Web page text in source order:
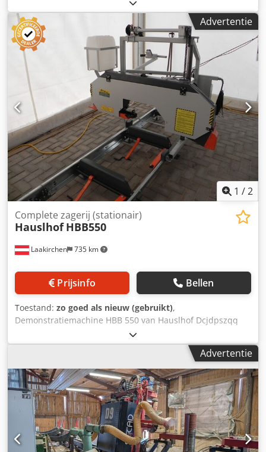
zaagnauwkeurigheid, nauwkeurige en eenvoudige
hoogteverstelling, optimaal te bedienen. Bovenstuk
gepoedercoat, onderstel gedeeltelijk verzinkt. Uitbreidbaar
met verlengstukken, zonder beperking. Dedpfx Abszqr
Hbjwock CE-gekeurd. 100% gemaakt in de EU (ontwikkeld,
gebouwd, kwaliteitsgecontroleerd) het origineel
Technische gegevens: max. stamdiameter 750 mm max.
plankbreedte 730 mm Motorvermogen S6 5,5 kW (4 kW S1)
Zaaglengte basismodel 3,7 m Zaagbandlengte 3600 mm
Zaagbandbreedte tot 33 mm Zaaglengte verlengstuk
(optioneel) 2,3 m Gewicht 450 kg
Advertentie
1 /2
Laakirchen 735 km
Complete zagerij (stationair)
Hauslhof HBB550
Prijsinfo Bellen
Toestand: zo goed als nieuw (gebruikt),
Demonstratiemachine HBB 550 van Hauslhof Dcjdpszqq
Nnsfx Abwek G-VHBB550R1 Stevige lintzaagmachine voor
een stamdiameter tot 55 cm, goede zaagprecisie, exacte en
eenvoudige hoogteverstelling, uitstekend te bedienen.
Bovenstuk gepoedercoat, onderstel gedeeltelijk verzinkt.
Met verlengstukken onbeperkt uit te breiden. CE-gekeurd.
Het origineel!, geen kopie! Technische gegevens: max.
stamdiameter 550 mm max. plankenbreedte 460 mm
motorvermogen S6 3,7 kW (3 kW S1) zaaglengte basismodel
3,7 m zaagbandlengte 3200 mm zaagbandbreedte tot 35
mm zaaglengte verlengstuk (optioneel) 2,3 m gewicht 355
Advertentie